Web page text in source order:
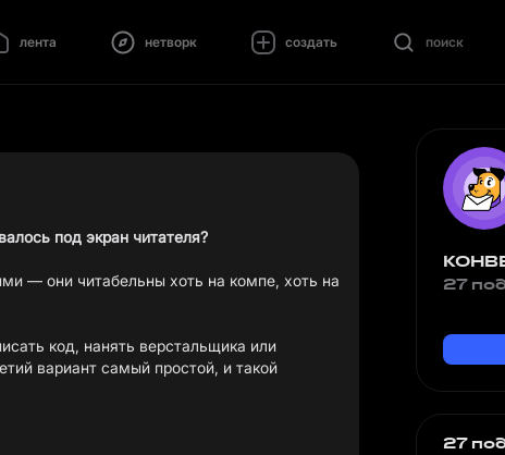
лента нетворк создать поиск
под экран читателя?
— они читабельны хоть на компе, хоть на
код, нанять верстальщика или
вариант самый простой, и такой
27
27